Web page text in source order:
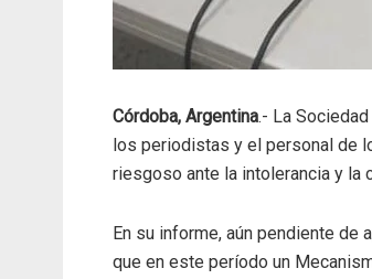
Córdoba, Argentina.- La
los periodistas y el personal de
riesgoso ante la intolerancia y la
En su informe, aún pendiente de
que en este período un